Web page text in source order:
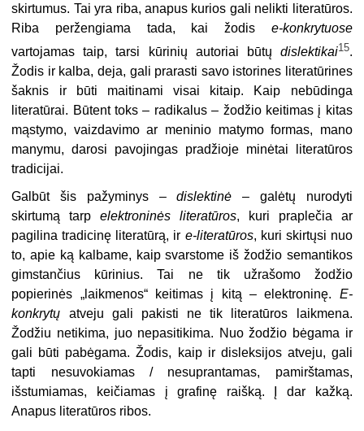
skirtumus. Tai yra riba, anapus kurios gali nelikti literatūros.
Riba peržengiama tada, kai žodis e-konkrytuose
vartojamas taip, tarsi kūrinių autoriai būtų dislektikai15.
Žodis ir kalba, deja, gali prarasti savo istorines literatūrines
šaknis ir būti maitinami visai kitaip. Kaip nebūdinga
literatūrai. Būtent toks – radikalus – žodžio keitimas į kitas
mąstymo, vaizdavimo ar meninio matymo formas, mano
manymu, darosi pavojingas pradžioje minėtai literatūros
tradicijai.
Galbūt šis pažyminys –dislektinė – galėtų nurodyti
skirtumą tarpelektroninės literatūros, kuri praplečia ar
pagilina tradicinę literatūrą, ir e-literatūros, kuri skirtųsi nuo
to, apie ką kalbame, kaip svarstome iš žodžio semantikos
gimstančius kūrinius. Tai ne tik užrašomo žodžio
popierinės „laikmenos“ keitimas į kitą – elektroninę. E-
konkrytų atveju gali pakisti ne tik literatūros laikmena.
Žodžiu netikima, juo nepasitikima. Nuo žodžio bėgama ir
gali būti pabėgama. Žodis, kaip ir disleksijos atveju, gali
tapti nesuvokiamas / nesuprantamas, pamirštamas,
išstumiamas, keičiamas į grafinę raišką. Į dar kažką.
Anapus literatūros ribos.